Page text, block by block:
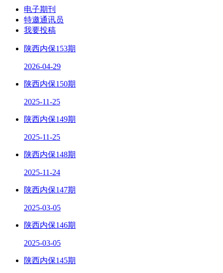
电子期刊
特邀通讯员
我要投稿
陕西内保153期
2026-04-29
陕西内保150期
2025-11-25
陕西内保149期
2025-11-25
陕西内保148期
2025-11-24
陕西内保147期
2025-03-05
陕西内保146期
2025-03-05
陕西内保145期